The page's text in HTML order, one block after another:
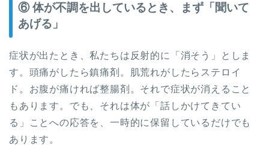
⑥ 体が不調を出しているとき、まず「聞いて
あげる」
症状が出たとき、私たちは反射的に「消そう」としま
す。頭痛がしたら鎮痛剤。肌荒れがしたらステロイ
ド。お腹が痛ければ整腸剤。それで症状が消えること
もあります。でも、それは体が「話しかけてきてい
る」ことへの応答を、一時的に保留しているだけでも
あります。